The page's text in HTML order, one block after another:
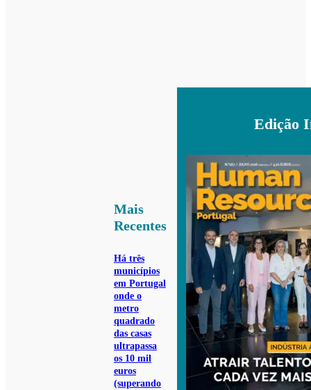
Mais
Recentes
Há três
municípios
em Portugal
onde o
metro
quadrado
das casas
ultrapassa
os 10 mil
euros
(superando
Edição